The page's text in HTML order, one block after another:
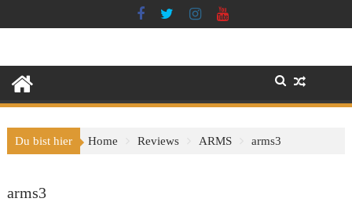
to
Du bist hier Home Reviews ARMS arms3
arms3